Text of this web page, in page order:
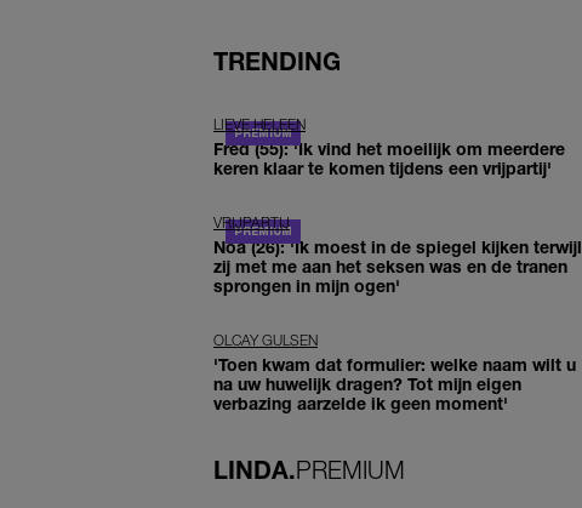
TRENDING
LIEVE HELEEN
Fred (55): 'Ik vind het moeilijk om meerdere
keren klaar te komen tijdens een vrijpartij'
VRIJPARTIJ
Noa (26): 'Ik moest in de spiegel kijken terwijl
zij met me aan het seksen was en de tranen
sprongen in mijn ogen'
OLCAY GULSEN
'Toen kwam dat formulier: welke naam wilt u
na uw huwelijk dragen? Tot mijn eigen
verbazing aarzelde ik geen moment'
LINDA.PREMIUM